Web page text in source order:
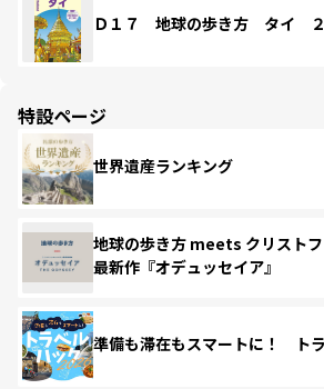
Ｄ１７ 地球の歩き方 タイ ２
特設ページ
世界遺産ランキング
地球の歩き方 meets クリスト
最新作『オデュッセイア』
準備も滞在もスマートに！ ト